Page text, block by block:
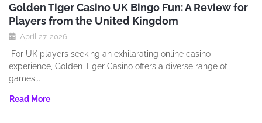
Golden Tiger Casino UK Bingo Fun: A Review for
Players from the United Kingdom
April 27, 2026
For UK players seeking an exhilarating online casino
experience‚ Golden Tiger Casino offers a diverse range of
games‚..
Read More